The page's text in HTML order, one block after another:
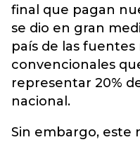
final que pagan
se dio en gran
país de las
convencionales
representar 20%
nacional.
Sin embargo, este